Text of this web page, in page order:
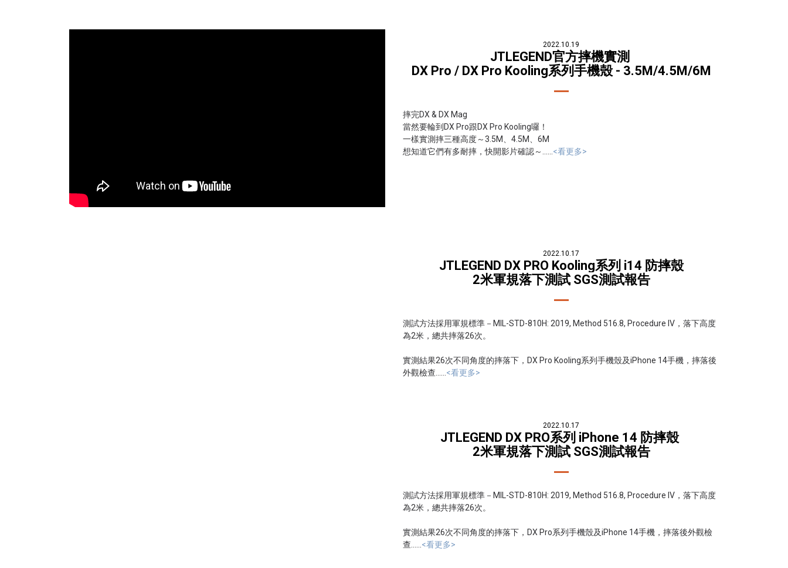
2022.10.19
JTLEGEND官方摔機實測
DX Pro / DX Pro Kooling系列手機殼 - 3.5M/4.5M/6M
摔完DX & DX Mag
當然要輪到DX Pro跟DX Pro Kooling囉！
一樣實測摔三種高度～3.5M、4.5M、6M
想知道它們有多耐摔，快開影片確認～...... <看更多>
2022.10.17
JTLEGEND DX PRO Kooling系列 i14 防摔殼
2米軍規落下測試 SGS測試報告
測試方法採用軍規標準－MIL-STD-810H: 2019, Method 516.8, Procedure IV，落下高度
為2米，總共摔落26次。
實測結果26次不同角度的摔落下，DX Pro Kooling系列手機殼及iPhone 14手機，摔落後
外觀檢查...... <看更多>
2022.10.17
JTLEGEND DX PRO系列 iPhone 14 防摔殼
2米軍規落下測試 SGS測試報告
測試方法採用軍規標準－MIL-STD-810H: 2019, Method 516.8, Procedure IV，落下高度
為2米，總共摔落26次。
實測結果26次不同角度的摔落下，DX Pro系列手機殼及iPhone 14手機，摔落後外觀檢
查...... <看更多>